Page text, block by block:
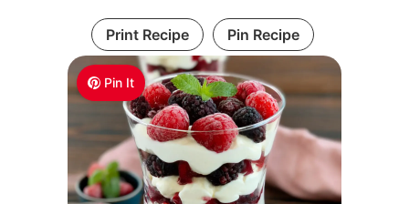
Pin It
Print Recipe Pin Recipe